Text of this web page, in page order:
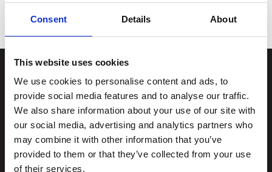
Consent Details About
This website uses cookies
We use cookies to personalise content and ads, to
provide social media features and to analyse our traffic.
We also share information about your use of our site with
our social media, advertising and analytics partners who
may combine it with other information that you’ve
provided to them or that they’ve collected from your use
of their services.
Stiftelsen
Kunstsilo
Sjølystveien 8,
4610 Kristiansand
Postadresse
Kunstsilo
Sjølystveien 8
4610 Kristiansand